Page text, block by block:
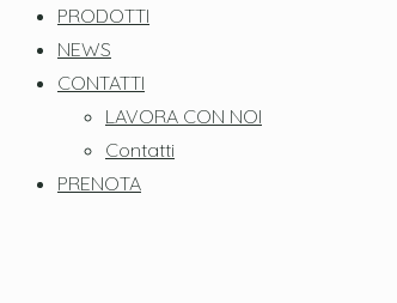
PRODOTTI
NEWS
CONTATTI
LAVORA CON NOI
Contatti
PRENOTA